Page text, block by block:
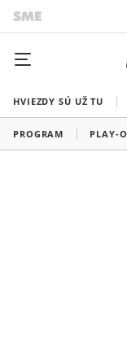
HVIEZDY SÚ UŽ TU
PROGRAM PLAY-